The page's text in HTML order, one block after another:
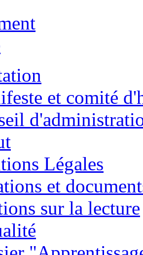
et comité
Légales
et
sur la lecture